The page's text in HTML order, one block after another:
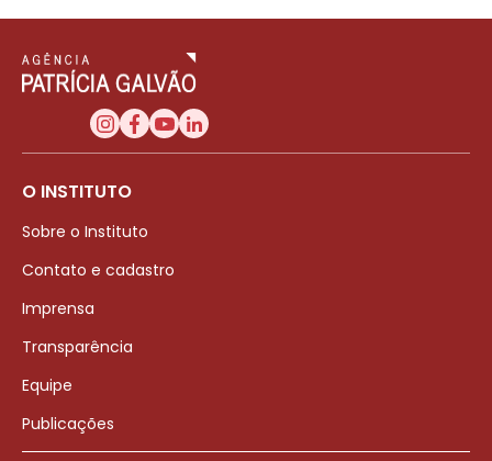
O INSTITUTO
Sobre o Instituto
Contato e cadastro
Imprensa
Transparência
Equipe
Publicações